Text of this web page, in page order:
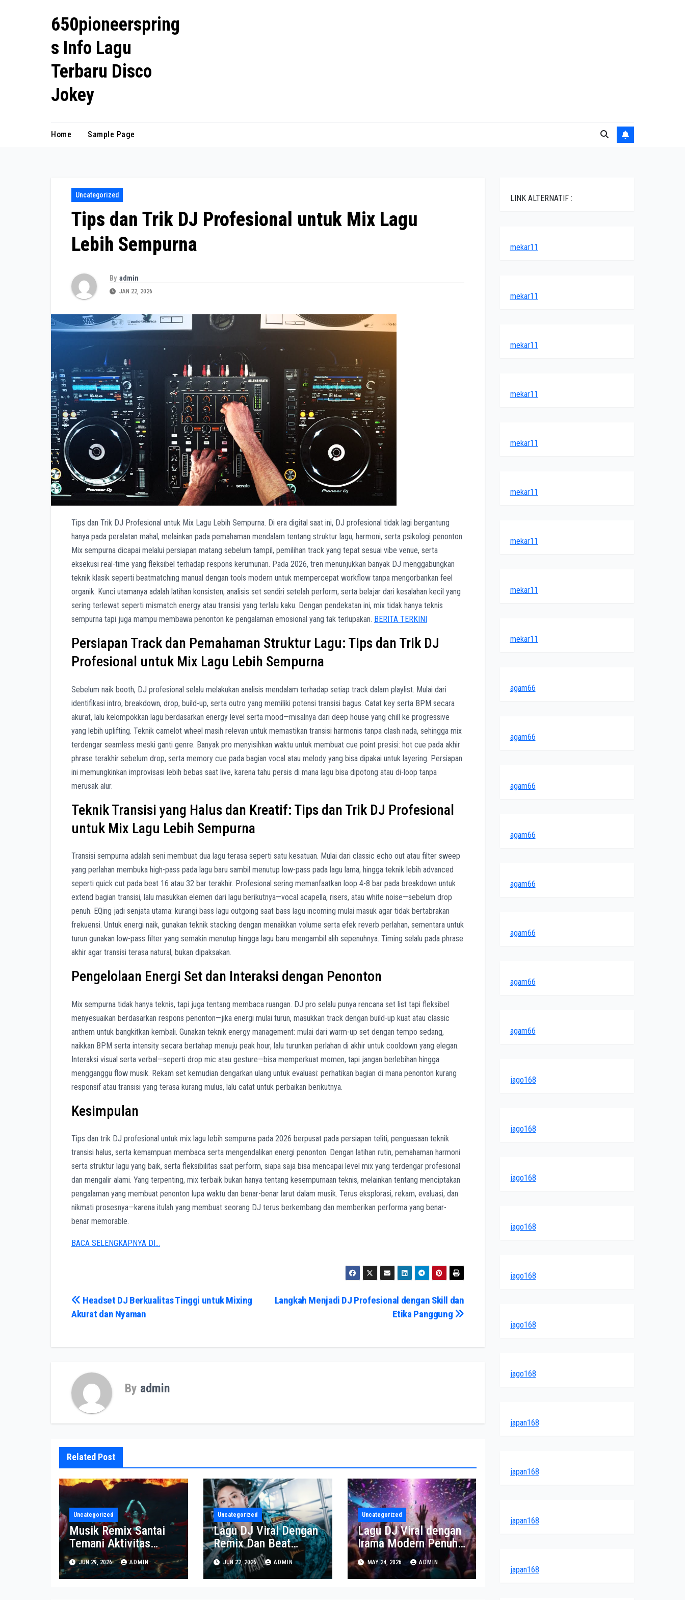
650pioneerspring
s Info Lagu
Terbaru Disco
Jokey
Home Sample Page
Uncategorized
Tips dan Trik DJ Profesional untuk Mix Lagu
Lebih Sempurna
By admin
JAN 22, 2026
Tips dan Trik DJ Profesional untuk Mix Lagu Lebih Sempurna. Di era digital saat ini, DJ profesional tidak lagi bergantung
hanya pada peralatan mahal, melainkan pada pemahaman mendalam tentang struktur lagu, harmoni, serta psikologi penonton.
Mix sempurna dicapai melalui persiapan matang sebelum tampil, pemilihan track yang tepat sesuai vibe venue, serta
eksekusi real-time yang fleksibel terhadap respons kerumunan. Pada 2026, tren menunjukkan banyak DJ menggabungkan
teknik klasik seperti beatmatching manual dengan tools modern untuk mempercepat workflow tanpa mengorbankan feel
organik. Kunci utamanya adalah latihan konsisten, analisis set sendiri setelah perform, serta belajar dari kesalahan kecil yang
sering terlewat seperti mismatch energy atau transisi yang terlalu kaku. Dengan pendekatan ini, mix tidak hanya teknis
sempurna tapi juga mampu membawa penonton ke pengalaman emosional yang tak terlupakan. BERITA TERKINI
Persiapan Track dan Pemahaman Struktur Lagu: Tips dan Trik DJ
Profesional untuk Mix Lagu Lebih Sempurna
Sebelum naik booth, DJ profesional selalu melakukan analisis mendalam terhadap setiap track dalam playlist. Mulai dari
identifikasi intro, breakdown, drop, build-up, serta outro yang memiliki potensi transisi bagus. Catat key serta BPM secara
akurat, lalu kelompokkan lagu berdasarkan energy level serta mood—misalnya dari deep house yang chill ke progressive
yang lebih uplifting. Teknik camelot wheel masih relevan untuk memastikan transisi harmonis tanpa clash nada, sehingga mix
terdengar seamless meski ganti genre. Banyak pro menyisihkan waktu untuk membuat cue point presisi: hot cue pada akhir
phrase terakhir sebelum drop, serta memory cue pada bagian vocal atau melody yang bisa dipakai untuk layering. Persiapan
ini memungkinkan improvisasi lebih bebas saat live, karena tahu persis di mana lagu bisa dipotong atau di-loop tanpa
merusak alur.
Teknik Transisi yang Halus dan Kreatif: Tips dan Trik DJ Profesional
untuk Mix Lagu Lebih Sempurna
Transisi sempurna adalah seni membuat dua lagu terasa seperti satu kesatuan. Mulai dari classic echo out atau filter sweep
yang perlahan membuka high-pass pada lagu baru sambil menutup low-pass pada lagu lama, hingga teknik lebih advanced
seperti quick cut pada beat 16 atau 32 bar terakhir. Profesional sering memanfaatkan loop 4-8 bar pada breakdown untuk
extend bagian transisi, lalu masukkan elemen dari lagu berikutnya—vocal acapella, risers, atau white noise—sebelum drop
penuh. EQing jadi senjata utama: kurangi bass lagu outgoing saat bass lagu incoming mulai masuk agar tidak bertabrakan
frekuensi. Untuk energi naik, gunakan teknik stacking dengan menaikkan volume serta efek reverb perlahan, sementara untuk
turun gunakan low-pass filter yang semakin menutup hingga lagu baru mengambil alih sepenuhnya. Timing selalu pada phrase
akhir agar transisi terasa natural, bukan dipaksakan.
Pengelolaan Energi Set dan Interaksi dengan Penonton
Mix sempurna tidak hanya teknis, tapi juga tentang membaca ruangan. DJ pro selalu punya rencana set list tapi fleksibel
menyesuaikan berdasarkan respons penonton—jika energi mulai turun, masukkan track dengan build-up kuat atau classic
anthem untuk bangkitkan kembali. Gunakan teknik energy management: mulai dari warm-up set dengan tempo sedang,
naikkan BPM serta intensity secara bertahap menuju peak hour, lalu turunkan perlahan di akhir untuk cooldown yang elegan.
Interaksi visual serta verbal—seperti drop mic atau gesture—bisa memperkuat momen, tapi jangan berlebihan hingga
mengganggu flow musik. Rekam set kemudian dengarkan ulang untuk evaluasi: perhatikan bagian di mana penonton kurang
responsif atau transisi yang terasa kurang mulus, lalu catat untuk perbaikan berikutnya.
Kesimpulan
Tips dan trik DJ profesional untuk mix lagu lebih sempurna pada 2026 berpusat pada persiapan teliti, penguasaan teknik
transisi halus, serta kemampuan membaca serta mengendalikan energi penonton. Dengan latihan rutin, pemahaman harmoni
serta struktur lagu yang baik, serta fleksibilitas saat perform, siapa saja bisa mencapai level mix yang terdengar profesional
dan mengalir alami. Yang terpenting, mix terbaik bukan hanya tentang kesempurnaan teknis, melainkan tentang menciptakan
pengalaman yang membuat penonton lupa waktu dan benar-benar larut dalam musik. Terus eksplorasi, rekam, evaluasi, dan
nikmati prosesnya—karena itulah yang membuat seorang DJ terus berkembang dan memberikan performa yang benar-
benar memorable.
BACA SELENGKAPNYA DI…
Post
navigation
Langkah Menjadi DJ Profesional dengan Skill dan
Etika Panggung
Headset DJ Berkualitas Tinggi untuk Mixing
Akurat dan Nyaman
By admin
Related Post
Uncategorized
Musik Remix Santai
Temani Aktivitas
Sepanjang Hari
JUN 29, 2026 ADMIN
Uncategorized
Lagu DJ Viral Dengan
Remix Dan Beat
Paling Populer
JUN 22, 2026 ADMIN
Uncategorized
Lagu DJ Viral dengan
Irama Modern Penuh
Energi
MAY 24, 2026 ADMIN
LINK ALTERNATIF :
mekar11
mekar11
mekar11
mekar11
mekar11
mekar11
mekar11
mekar11
mekar11
agam66
agam66
agam66
agam66
agam66
agam66
agam66
agam66
jago168
jago168
jago168
jago168
jago168
jago168
jago168
japan168
japan168
japan168
japan168